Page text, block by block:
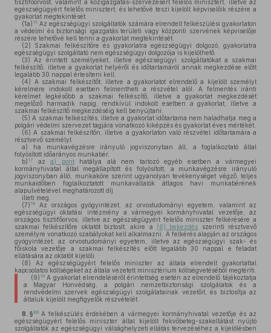
tisztifőorvost, valamint a közigazgatás-szervezésért felelős minisztert, illetve az
egészségügyért felelős minisztert, és lehetővé teszi kijelölt képviselőik részére a
gyakorlat megtekintését.
(1a) 16 Az egészségügyi szolgáltatók számára elrendelt felkészülési gyakorlaton
a védelmi és biztonsági igazgatás területi vagy központi szervének képviselője
részére lehetővé kell tenni a gyakorlat megtekintését.
(2) Szakmai felkészítőre és gyakorlatra egészségügyi dolgozó, gyakorlatra
egészségügyi szolgáltató nem egészségügyi dolgozója is kijelölhető.
(3) Az érintett személyeket, illetve egészségügyi szolgáltatókat a szakmai
felkészítő, illetve a gyakorlat helyéről és időtartamáról annak megkezdése előtt
legalább 30 nappal értesíteni kell.
(4) A szakmai felkészítőt, illetve a gyakorlatot elrendelő a kijelölt személyt
kérelmére indokolt esetben felmentheti a részvétel alól. A felmentés iránti
kérelmet legkésőbb a szakmai felkészítő, illetve a gyakorlat megkezdését
megelőző harmadik napig, rendkívül indokolt esetben a gyakorlat, illetve a
szakmai felkészítő megkezdéséig kell benyújtani.
(5) A szakmai felkészítés, illetve a gyakorlat időtartama nem haladhatja meg a
polgári védelmi szervezet tagjára vonatkozó kiképzés és gyakorlat éves mértékét.
(6) A szakmai felkészítőn, illetve a gyakorlaton való részvétel időtartamára a
résztvevő személyt
a) ha munkavégzésre irányuló jogviszonyban áll, a foglalkoztató által
folyósított időarányos munkabér,
b) 17 aza) ponthatálya alá nem tartozó egyéb esetben a vármegyei
kormányhivatal által megállapított és folyósított, a munkavégzésre irányuló
jogviszonyban álló, munkaköre szerint ugyanolyan tevékenységet végző, teljes
munkaidőben foglalkoztatott munkavállalók átlagos havi munkabérének
alapulvételével meghatározott díj
illeti meg.
(7) 18
Az országos gyógyintézet, az orvostudományi egyetem, valamint az
egészségügyi oktatási intézmény a vármegyei kormányhivatal vezetője, az
országos tisztifőorvos, illetve az egészségügyért felelős miniszter felkérésére a
szakmai felkészítőre oktatót biztosít, akire a (6) bekezdés szerinti résztvevő
személyre vonatkozó szabályokat kell alkalmazni. A felkérés alapján az országos
gyógyintézet, az orvostudományi egyetem, illetve az egészségügyi szak- és
főiskola vezetője a szakmai felkészítés előtt legalább 30 nappal e feladat
ellátására az oktatót kijelöli.
(8) Az egészségügyért felelős miniszter az általa elrendelt gyakorlattal
kapcsolatos költségeket az általa vezetett minisztérium költségvetéséből megtéríti.
(9) 19A gyakorlat elrendeléséről érintettség esetén az elrendelő tájékoztatja
a Magyar Honvédség, a polgári nemzetbiztonsági szolgálatok és a
rendvédelmi szervek egészségügyi szolgálatainak vezetőit, és biztosítja az
általuk kijelölt megfigyelők részvételét.
8. §20 A felkészülés érdekében a vármegyei kormányhivatal vezetője és az
egészségügyért felelős miniszter által kijelölt fekvőbeteg-szakellátást nyújtó
szolgáltatók az egészségügyi válsághelyzeti ellátás tervezéséhez a kijelölésben